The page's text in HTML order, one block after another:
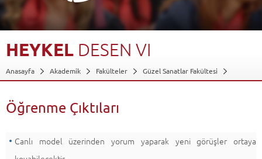
HEYKEL DESEN VI
Anasayfa Akademik Fakülteler
Güzel Sanatlar Fakültesi
Öğrenme Çıktıları
Öğrenme Çıktıları
Canlı model üzerinden yorum yaparak yeni görüşler ortaya